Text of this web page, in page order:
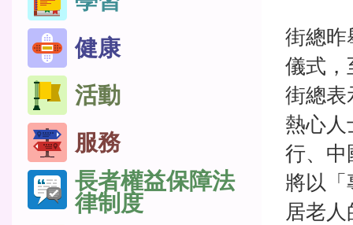
健康
活動
服務
長者權益保障法
律制度
街總昨
儀式，
街總表
熱心
行、中
將以
居老